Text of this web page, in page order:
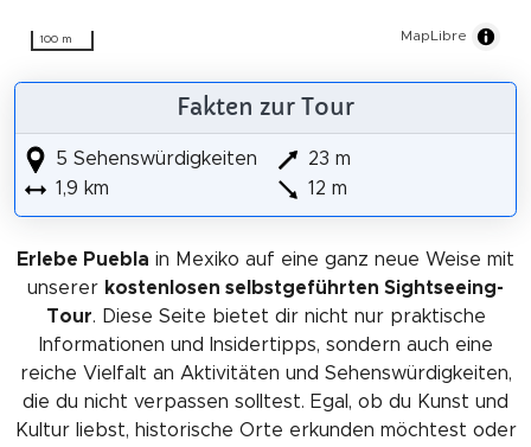
100 m MapLibre
Fakten zur Tour
5 Sehenswürdigkeiten
1,9 km
23 m
12 m
Erlebe Puebla in Mexiko auf eine ganz neue Weise mit
unserer kostenlosen selbstgeführten Sightseeing-
Tour. Diese Seite bietet dir nicht nur praktische
Informationen und Insidertipps, sondern auch eine
reiche Vielfalt an Aktivitäten und Sehenswürdigkeiten,
die du nicht verpassen solltest. Egal, ob du Kunst und
Kultur liebst, historische Orte erkunden möchtest oder